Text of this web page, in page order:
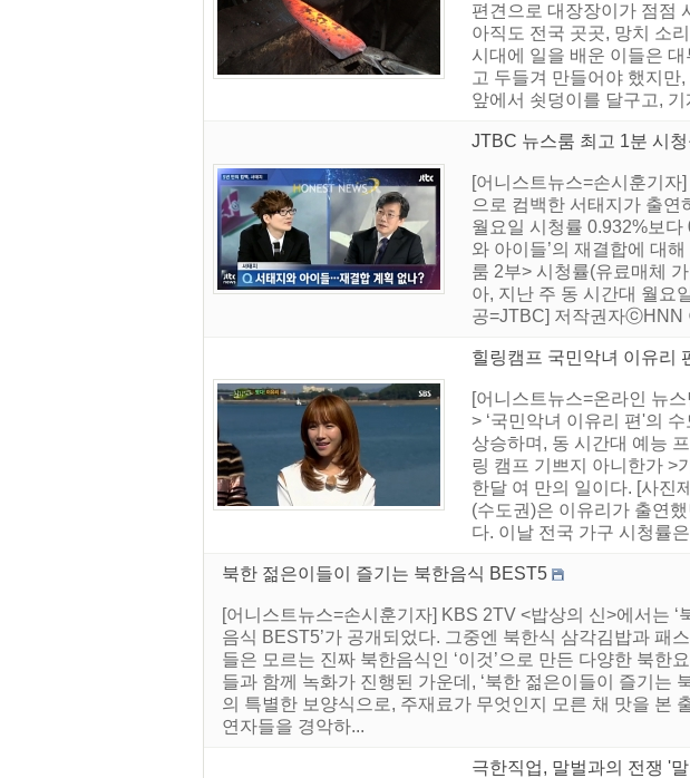
편견으로 대장장이가 점점
아직도 전국 곳곳, 망치 소
시대에 일을 배운 이들은
고 두들겨 만들어야 했지만
앞에서 쇳덩이를 달구고,
JTBC 뉴스룸 최고 1분 시
[어니스트뉴스=손시훈기
으로 컴백한 서태지가 출연
월요일 시청률 0.932%보다
와 아이들’의 재결합에 대
룸 2부> 시청률(유료매체
아, 지난 주 동 시간대 월요
공=JTBC] 저작권자ⓒHNN
힐링캠프 국민악녀 이유리
[어니스트뉴스=온라인 뉴
> ‘국민악녀 이유리 편'의
상승하며, 동 시간대 예능
링 캠프 기쁘지 아니한가 >
한달 여 만의 일이다. [사진
(수도권)은 이유리가 출연
다. 이날 전국 가구 시청률
북한 젊은이들이 즐기는 북한음식 BEST5
[어니스트뉴스=손시훈기자] KBS 2TV <밥상의 신>에서는
음식 BEST5’가 공개되었다. 그중엔 북한식 삼각김밥과 패
들은 모르는 진짜 북한음식인 ‘이것’으로 만든 다양한 북한
들과 함께 녹화가 진행된 가운데, ‘북한 젊은이들이 즐기는
의 특별한 보양식으로, 주재료가 무엇인지 모른 채 맛을 본
연자들을 경악하...
극한직업, 말벌과의 전쟁 '